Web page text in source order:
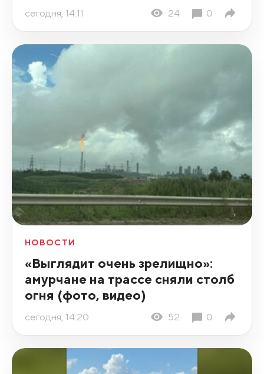
сегодня, 14:11 24 0
НОВОСТИ
«Выглядит очень зрелищно»:
амурчане на трассе сняли столб
огня (фото, видео)
сегодня, 14:20 52 0